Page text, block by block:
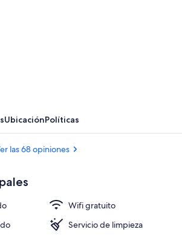
UbicaciónPolíticas
las 68 opiniones
Wifi gratuito
Servicio de limpieza